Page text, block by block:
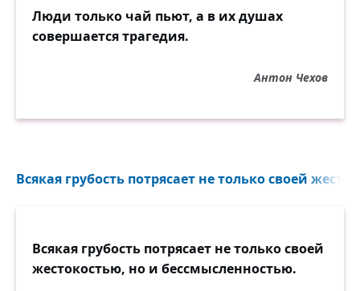
Люди только чай пьют, а в их душах
совершается трагедия.
Антон Чехов
Всякая грубость потрясает не только своей
Всякая грубость потрясает не только своей
жестокостью, но и бессмысленностью.